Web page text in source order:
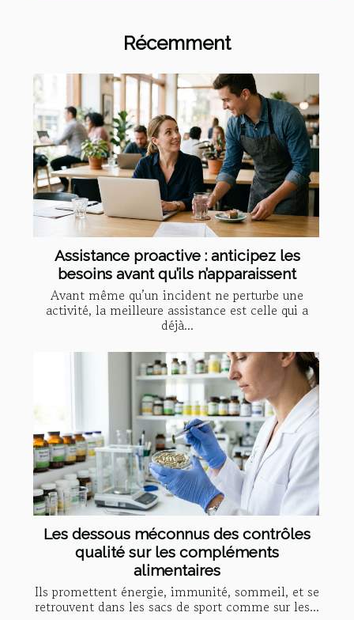
Récemment
Assistance proactive : anticipez les
besoins avant qu’ils n’apparaissent
Avant même qu’un incident ne perturbe une
activité, la meilleure assistance est celle qui a
déjà...
Les dessous méconnus des contrôles
qualité sur les compléments
alimentaires
Ils promettent énergie, immunité, sommeil, et se
retrouvent dans les sacs de sport comme sur les...